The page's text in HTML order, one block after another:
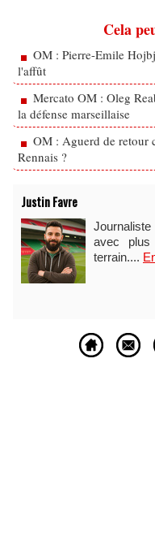
Cela
OM : Pierre-Emile
l'affût
Mercato OM : Oleg
la défense marseillaise
OM : Aguerd de retour
Rennais ?
Justin Favre
avec
terrain....